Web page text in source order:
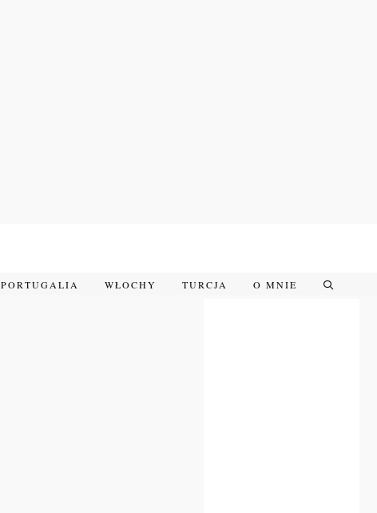
PORTUGALIA WŁOCHY TURCJA O MNIE